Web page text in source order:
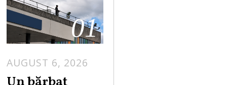
01
AUGUST 6, 2026